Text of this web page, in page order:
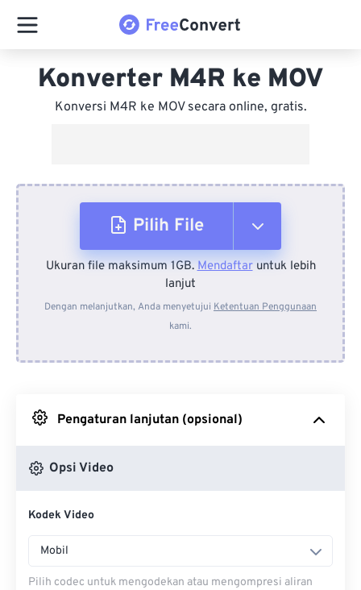
Konverter M4R ke MOV
Konversi M4R ke MOV secara online, gratis.
Pilih File
Dari Perangkat
Dari Dropbox
Ukuran file maksimum 1GB.Mendaftaruntuk lebih
lanjut
Dengan melanjutkan, Anda menyetujui Ketentuan Penggunaan
kami.
Pengaturan lanjutan (opsional)
Opsi Video
Kodek Video
Mobil
Pilih codec untuk mengodekan atau mengompresi aliran